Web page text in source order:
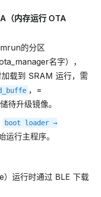
（内存运行 OTA
的分区
名字），
载到 SRAM 运行，需
，=
待升级镜像。
boot loader →
运行主程序。
运行时通过 BLE 下载